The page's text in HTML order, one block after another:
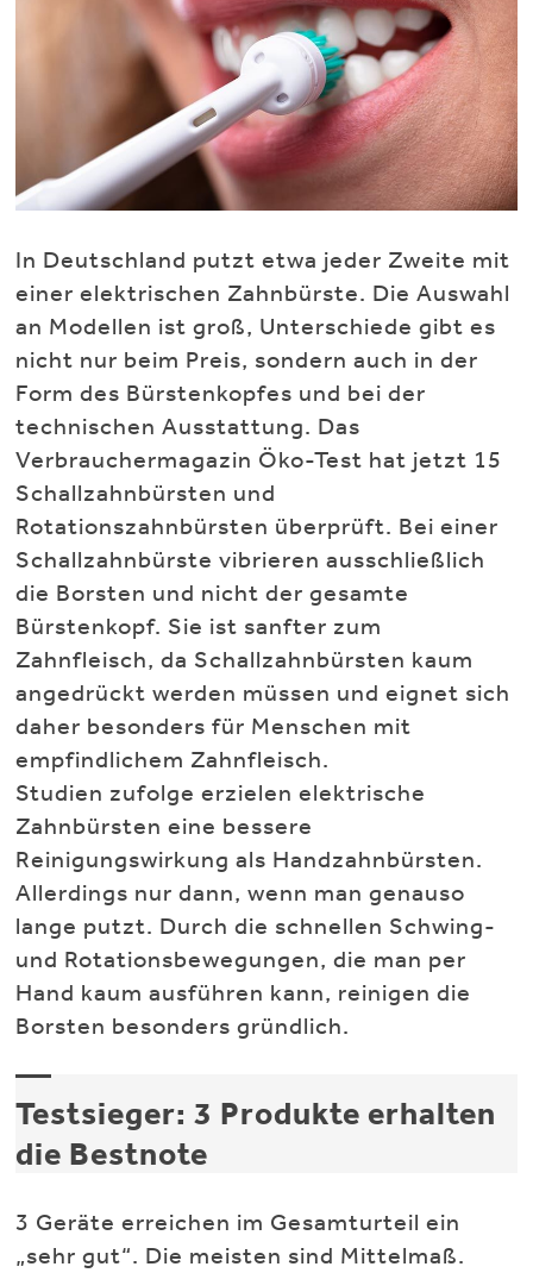
In Deutschland putzt etwa jeder Zweite mit
einer elektrischen Zahnbürste. Die Auswahl
an Modellen ist groß, Unterschiede gibt es
nicht nur beim Preis, sondern auch in der
Form des Bürstenkopfes und bei der
technischen Ausstattung. Das
Verbrauchermagazin Öko-Test hat jetzt 15
Schallzahnbürsten und
Rotationszahnbürsten überprüft. Bei einer
Schallzahnbürste vibrieren ausschließlich
die Borsten und nicht der gesamte
Bürstenkopf. Sie ist sanfter zum
Zahnfleisch, da Schallzahnbürsten kaum
angedrückt werden müssen und eignet sich
daher besonders für Menschen mit
empfindlichem Zahnfleisch.
Studien zufolge erzielen elektrische
Zahnbürsten eine bessere
Reinigungswirkung als Handzahnbürsten.
Allerdings nur dann, wenn man genauso
lange putzt. Durch die schnellen Schwing-
und Rotationsbewegungen, die man per
Hand kaum ausführen kann, reinigen die
Borsten besonders gründlich.
Testsieger: 3 Produkte erhalten
die Bestnote
3 Geräte erreichen im Gesamturteil ein
„sehr gut“. Die meisten sind Mittelmaß.